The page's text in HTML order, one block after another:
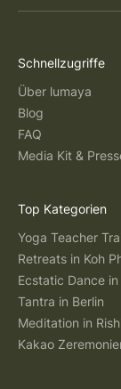
Schnellzugriffe
Über lumaya
Blog
FAQ
Media Kit &
Top Kategorien
Yoga Teacher
Retreats in Koh
Ecstatic Dance in
Tantra in Berlin
Meditation in
Kakao